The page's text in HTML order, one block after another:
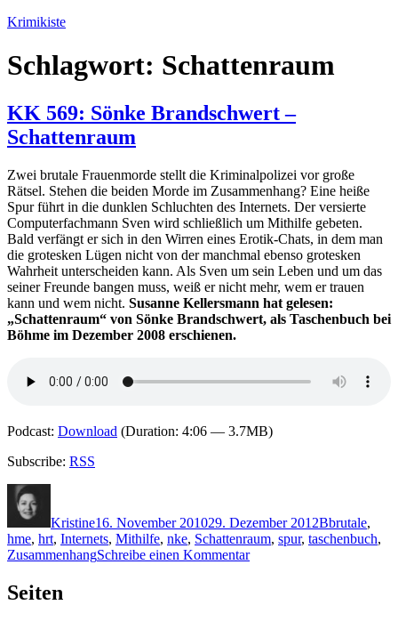
Zum
springen
Krimikiste
Schlagwort: Schattenraum
KK 569: Sönke Brandschwert –
Schattenraum
Zwei brutale Frauenmorde stellt die Kriminalpolizei vor große
Rätsel. Stehen die beiden Morde im Zusammenhang? Eine heiße
Spur führt in die dunklen Schluchten des Internets. Der versierte
Computerfachmann Sven wird schließlich um Mithilfe gebeten.
Bald verfängt er sich in den Wirren eines Erotik-Chats, in dem man
die grotesken Lügen nicht von der manchmal ebenso grotesken
Wahrheit unterscheiden kann. Als Sven um sein Leben und um das
seiner Freunde bangen muss, weiß er nicht mehr, wem er trauen
kann und wem nicht. Susanne Kellersmann hat gelesen:
„Schattenraum“ von Sönke Brandschwert, als Taschenbuch bei
Böhme im Dezember 2008 erschienen.
Podcast: Download (Duration: 4:06 — 3.7MB)
Subscribe: RSS
Kristine16. November 201029. Dezember 2012Bbrutale,
hme, hrt, Internets, Mithilfe, nke, Schattenraum, spur, taschenbuch,
ZusammenhangSchreibe einen Kommentarzu
Seiten